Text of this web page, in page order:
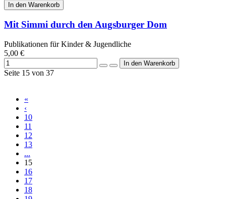
In den Warenkorb
Mit Simmi durch den Augsburger Dom
Publikationen für Kinder & Jugendliche
5,00 €
Seite 15 von 37
«
‹
10
11
12
13
...
15
16
17
18